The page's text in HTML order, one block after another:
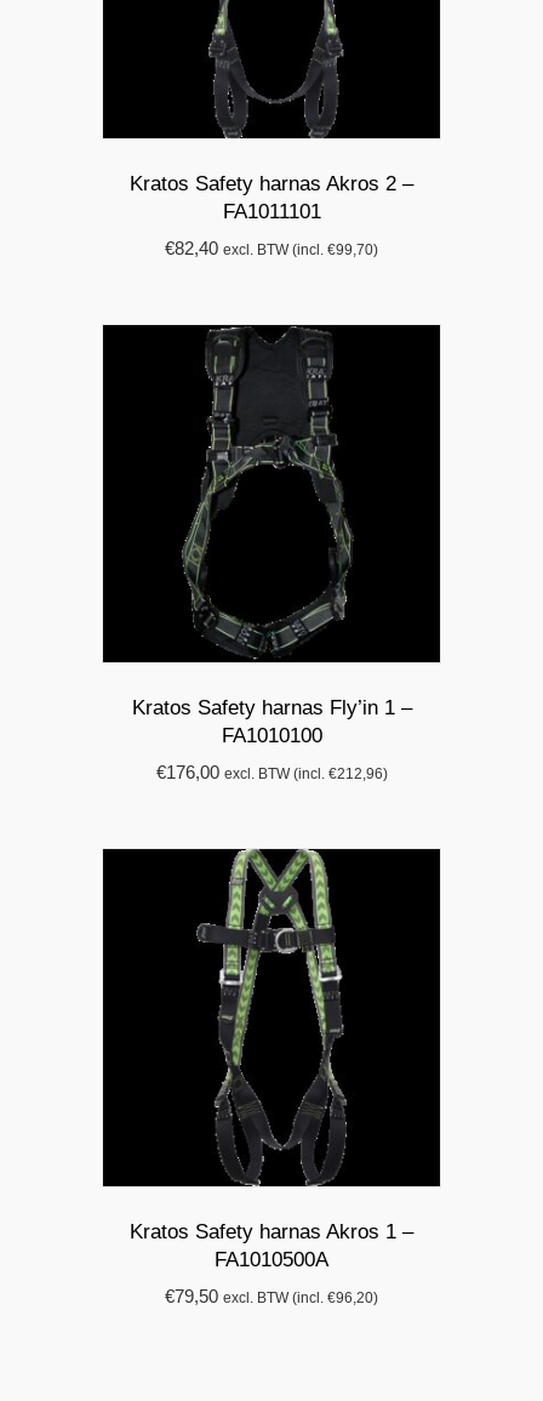
Kratos Safety harnas Akros 2 –
FA1011101
€82,40 excl. BTW (incl. €99,70)
Kratos Safety harnas Fly’in 1 –
FA1010100
€176,00 excl. BTW (incl. €212,96)
Kratos Safety harnas Akros 1 –
FA1010500A
€79,50 excl. BTW (incl. €96,20)